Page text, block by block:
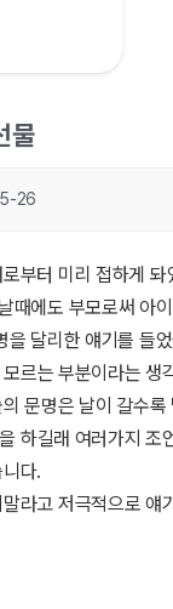
물
26
부터 미리 접하게
때에도 부모로써 아
달리한 얘기를 들
르는 부분이라는 생
문명은 날이 갈수
하길래 여러가지
다.
라고 저극적으로 얘